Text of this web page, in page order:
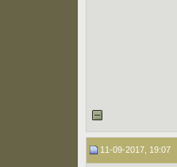
11-09-2017, 19:07